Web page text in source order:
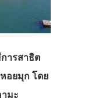
ารสาธิต
อยมุก โดย
มะ